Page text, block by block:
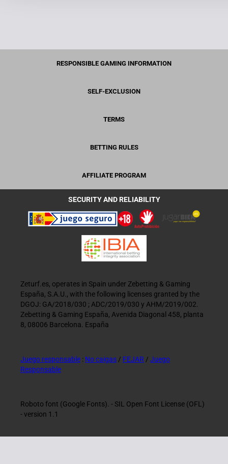
RESPONSIBLE GAMING INFORMATION
SELF-EXCLUSION
TERMS
BETTING RULES
AFFILIATE PROGRAM
SECURITY AND RELIABILITY
Zeturf.es, operates in Spain under Zebetting & Gaming
España, S.A.U., with the following licenses granted by the
DGOJ: GA/2018/030 ; ADC/2019/030 y AHM/2019/002.
Zebetting & Gaming España, Avenida Diagonal 458, planta
8, 08006 Barcelona. España
Juego responsable : No caigas / FEJAR / Juego
Responsable
Roboto font (Google Fonts). - SIL Open Font License (OFL)
- version 1.1